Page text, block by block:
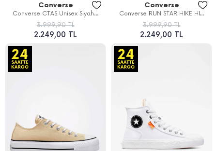
Converse
Converse CTAS Unisex Siyah...
3.999,90 TL
2.249,00 TL
Converse
Converse RUN STAR HIKE HI...
3.999,90 TL
2.249,00 TL